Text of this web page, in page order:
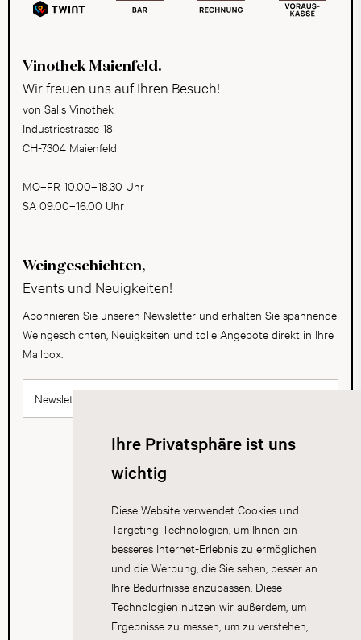
Ihre Privatsphäre ist uns
wichtig
Diese Website verwendet Cookies und
Targeting Technologien, um Ihnen ein
besseres Internet-Erlebnis zu ermöglichen
und die Werbung, die Sie sehen, besser an
Ihre Bedürfnisse anzupassen. Diese
Technologien nutzen wir außerdem, um
Ergebnisse zu messen, um zu verstehen,
Vinothek Maienfeld.
Wir freuen uns auf Ihren Besuch!
von Salis Vinothek
Industriestrasse 18
CH-7304 Maienfeld
MO–FR 10.00–18.30 Uhr
SA 09.00–16.00 Uhr
Weingeschichten,
Events und Neuigkeiten!
Abonnieren Sie unseren Newsletter und erhalten Sie spannende
Weingeschichten, Neuigkeiten und tolle Angebote direkt in Ihre
Mailbox.
Newsletter abonnieren